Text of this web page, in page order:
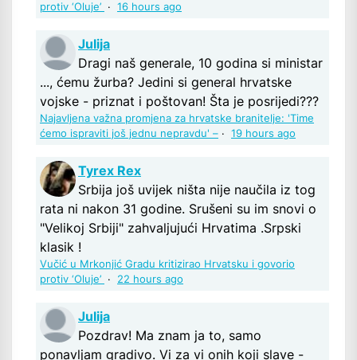
protiv ‘Oluje’ · 16 hours ago
Julija
Dragi naš generale, 10 godina si ministar
..., ćemu žurba? Jedini si general hrvatske
vojske - priznat i poštovan! Šta je posrijedi???
Najavljena važna promjena za hrvatske branitelje: 'Time
ćemo ispraviti još jednu nepravdu' – · 19 hours ago
Tyrex Rex
Srbija još uvijek ništa nije naučila iz tog
rata ni nakon 31 godine. Srušeni su im snovi o
"Velikoj Srbiji" zahvaljujući Hrvatima .Srpski
klasik !
Vučić u Mrkonjić Gradu kritizirao Hrvatsku i govorio
protiv ‘Oluje’ · 22 hours ago
Julija
Pozdrav! Ma znam ja to, samo
ponavljam gradivo. Vi za vi onih koji slave -